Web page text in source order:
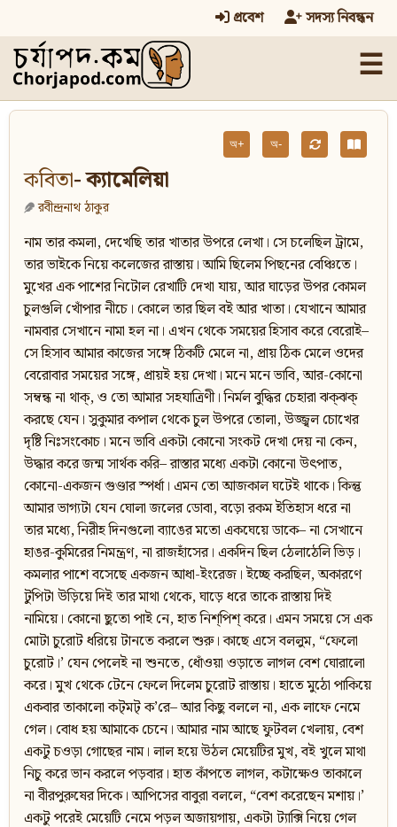
প্রবেশ সদস্য নিবন্ধন
☰
অ+ অ-
কবিতা- ক্যামেলিয়া
রবীন্দ্রনাথ ঠাকুর
নাম তার কমলা, দেখেছি তার খাতার উপরে লেখা। সে চলেছিল ট্রামে,
তার ভাইকে নিয়ে কলেজের রাস্তায়। আমি ছিলেম পিছনের বেঞ্চিতে।
মুখের এক পাশের নিটোল রেখাটি দেখা যায়, আর ঘাড়ের উপর কোমল
চুলগুলি খোঁপার নীচে। কোলে তার ছিল বই আর খাতা। যেখানে আমার
নামবার সেখানে নামা হল না। এখন থেকে সময়ের হিসাব করে বেরোই–
সে হিসাব আমার কাজের সঙ্গে ঠিকটি মেলে না, প্রায় ঠিক মেলে ওদের
বেরোবার সময়ের সঙ্গে, প্রায়ই হয় দেখা। মনে মনে ভাবি, আর-কোনো
সম্বন্ধ না থাক্‌, ও তো আমার সহযাত্রিণী। নির্মল বুদ্ধির চেহারা ঝক্‌ঝক্‌
করছে যেন। সুকুমার কপাল থেকে চুল উপরে তোলা, উজ্জ্বল চোখের
দৃষ্টি নিঃসংকোচ। মনে ভাবি একটা কোনো সংকট দেখা দেয় না কেন,
উদ্ধার করে জন্ম সার্থক করি– রাস্তার মধ্যে একটা কোনো উৎপাত,
কোনো-একজন গুণ্ডার স্পর্ধা। এমন তো আজকাল ঘটেই থাকে। কিন্তু
আমার ভাগ্যটা যেন ঘোলা জলের ডোবা, বড়ো রকম ইতিহাস ধরে না
তার মধ্যে, নিরীহ দিনগুলো ব্যাঙের মতো একঘেয়ে ডাকে– না সেখানে
হাঙর-কুমিরের নিমন্ত্রণ, না রাজহাঁসের। একদিন ছিল ঠেলাঠেলি ভিড়।
কমলার পাশে বসেছে একজন আধা-ইংরেজ। ইচ্ছে করছিল, অকারণে
টুপিটা উড়িয়ে দিই তার মাথা থেকে, ঘাড়ে ধরে তাকে রাস্তায় দিই
নামিয়ে। কোনো ছুতো পাই নে, হাত নিশ্‌পিশ্‌ করে। এমন সময়ে সে এক
মোটা চুরোট ধরিয়ে টানতে করলে শুরু। কাছে এসে বললুম, “ফেলো
চুরোট।’ যেন পেলেই না শুনতে, ধোঁওয়া ওড়াতে লাগল বেশ ঘোরালো
করে। মুখ থেকে টেনে ফেলে দিলেম চুরোট রাস্তায়। হাতে মুঠো পাকিয়ে
একবার তাকালো কট্‌মট্‌ ক’রে– আর কিছু বললে না, এক লাফে নেমে
গেল। বোধ হয় আমাকে চেনে। আমার নাম আছে ফুটবল খেলায়, বেশ
একটু চওড়া গোছের নাম। লাল হয়ে উঠল মেয়েটির মুখ, বই খুলে মাথা
নিচু করে ভান করলে পড়বার। হাত কাঁপতে লাগল, কটাক্ষেও তাকালে
না বীরপুরুষের দিকে। আপিসের বাবুরা বললে, “বেশ করেছেন মশায়।’
একটু পরেই মেয়েটি নেমে পড়ল অজায়গায়, একটা ট্যাক্সি নিয়ে গেল